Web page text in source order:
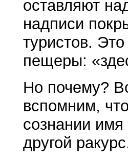
оставляют
надписи
туристов.
пещеры:
Но почему?
вспомним,
сознании
другой